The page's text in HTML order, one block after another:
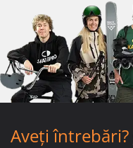
Aveți întrebări?